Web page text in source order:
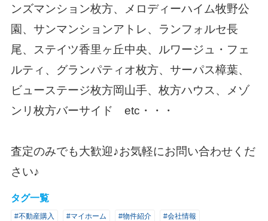
ンズマンション枚方、メロディーハイム牧野公
園、サンマンションアトレ、ランフォルセ長
尾、ステイツ香里ヶ丘中央、ルワージュ・フェ
ルティ、グランパティオ枚方、サーパス樟葉、
ビューステージ枚方岡山手、枚方ハウス、メゾ
ンリ枚方バーサイド etc・・・
査定のみでも大歓迎♪お気軽にお問い合わせくだ
さい♪
タグ一覧
#不動産購入 #マイホーム #物件紹介 #会社情報